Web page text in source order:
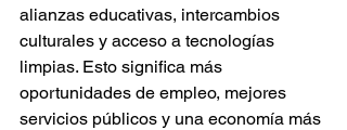
alianzas educativas, intercambios
culturales y acceso a tecnologías
limpias. Esto significa más
oportunidades de empleo, mejores
servicios públicos y una economía más